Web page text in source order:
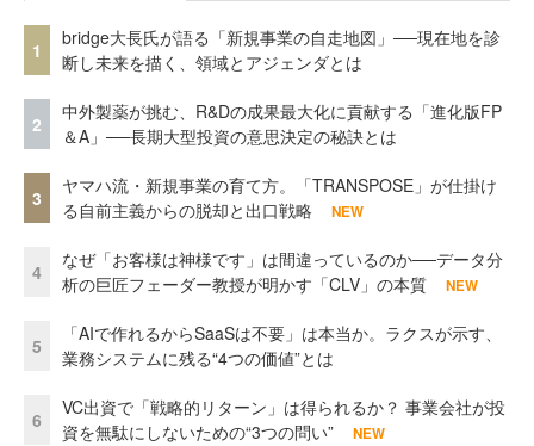
1
bridge大長氏が語る「新規事業の自走地図」──現在地を診
断し未来を描く、領域とアジェンダとは
2
中外製薬が挑む、R&Dの成果最大化に貢献する「進化版FP
＆A」──長期大型投資の意思決定の秘訣とは
3
ヤマハ流・新規事業の育て方。「TRANSPOSE」が仕掛け
る自前主義からの脱却と出口戦略
NEW
4
なぜ「お客様は神様です」は間違っているのか──データ分
析の巨匠フェーダー教授が明かす「CLV」の本質
NEW
5
「AIで作れるからSaaSは不要」は本当か。ラクスが示す、
業務システムに残る“4つの価値”とは
6
VC出資で「戦略的リターン」は得られるか？ 事業会社が投
資を無駄にしないための“3つの問い”
NEW